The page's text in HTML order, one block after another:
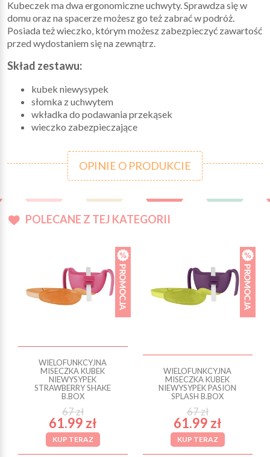
Kubeczek ma dwa ergonomiczne uchwyty. Sprawdza się w
domu oraz na spacerze możesz go też zabrać w podróż.
Posiada też wieczko, którym możesz zabezpieczyć zawartość
przed wydostaniem się na zewnątrz.
Skład zestawu:
kubek niewysypek
słomka z uchwytem
wkładka do podawania przekąsek
wieczko zabezpieczające
OPINIE O PRODUKCIE
POLECANE Z TEJ KATEGORII
WIELOFUNKCYJNA
MISECZKA KUBEK
NIEWYSYPEK
STRAWBERRY SHAKE
B.BOX
67 zł
61.99 zł
KUP TERAZ
WIELOFUNKCYJNA
MISECZKA KUBEK
NIEWYSYPEK PASION
SPLASH B.BOX
67 zł
61.99 zł
KUP TERAZ